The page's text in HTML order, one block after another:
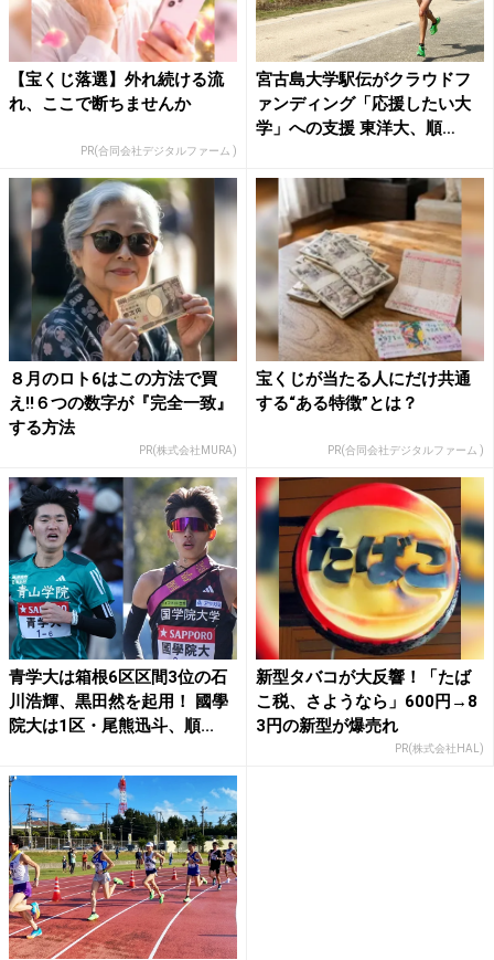
【宝くじ落選】外れ続ける流
れ、ここで断ちませんか
PR(合同会社デジタルファーム )
宮古島大学駅伝がクラウドフ
ァンディング「応援したい大
学」への支援 東洋大、順
８月のロト6はこの方法で買
え!!６つの数字が『完全一致』
する方法
PR(株式会社MURA)
宝くじが当たる人にだけ共通
する“ある特徴”とは？
PR(合同会社デジタルファーム )
青学大は箱根6区区間3位の石
川浩輝、黒田然を起用！ 國學
院大は1区・尾熊迅斗、順...
新型タバコが大反響！「たば
こ税、さようなら」600円→8
3円の新型が爆売れ
PR(株式会社HAL)